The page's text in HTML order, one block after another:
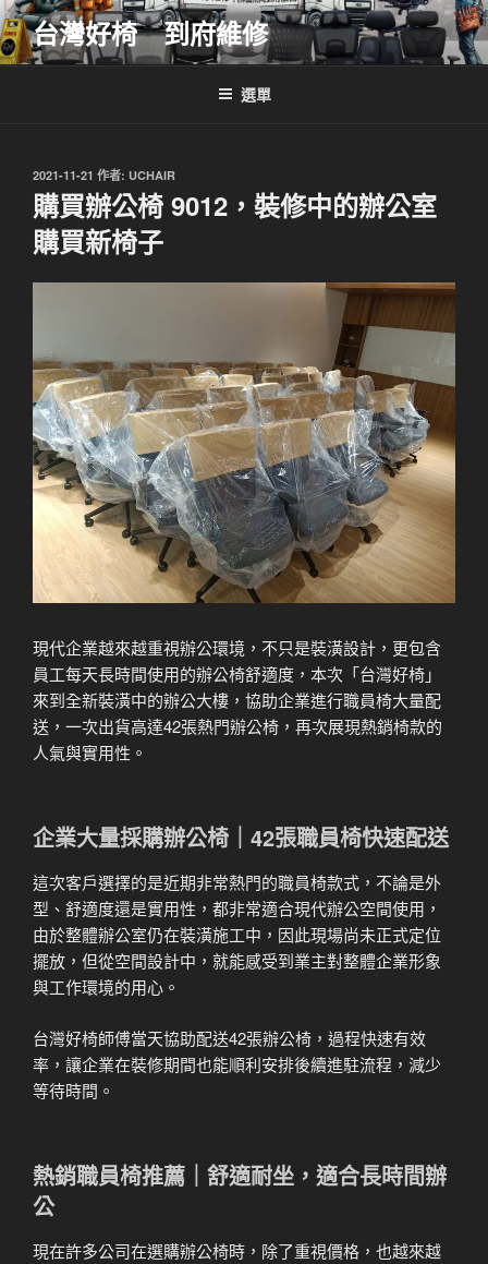
跳
至
主
台灣好椅 到府維修
選單
發
佈
於
2021-11-21 作者: UCHAIR
購買辦公椅 9012，裝修中的辦公室
購買新椅子
現代企業越來越重視辦公環境，不只是裝潢設計，更包含
員工每天長時間使用的辦公椅舒適度，本次「台灣好椅」
來到全新裝潢中的辦公大樓，協助企業進行職員椅大量配
送，一次出貨高達42張熱門辦公椅，再次展現熱銷椅款的
人氣與實用性。
企業大量採購辦公椅｜42張職員椅快速配送
這次客戶選擇的是近期非常熱門的職員椅款式，不論是外
型、舒適度還是實用性，都非常適合現代辦公空間使用，
由於整體辦公室仍在裝潢施工中，因此現場尚未正式定位
擺放，但從空間設計中，就能感受到業主對整體企業形象
與工作環境的用心。
台灣好椅師傅當天協助配送42張辦公椅，過程快速有效
率，讓企業在裝修期間也能順利安排後續進駐流程，減少
等待時間。
熱銷職員椅推薦｜舒適耐坐，適合長時間辦
公
現在許多公司在選購辦公椅時，除了重視價格，也越來越